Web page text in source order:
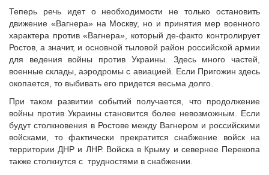
Теперь речь идет о необходимости не только остановить
движение «Вагнера» на Москву, но и принятия мер военного
характера против «Вагнера», который де-факто контролирует
Ростов, а значит, и основной тыловой район российской армии
для ведения войны против Украины. Здесь много частей,
военные склады, аэродромы с авиацией. Если Пригожин здесь
окопается, то выбивать его придется весьма долго.
При таком развитии событий получается, что продолжение
войны против Украины становится более невозможным. Если
будут столкновения в Ростове между Вагнером и российскими
войсками, то фактически прекратится снабжение войск на
территории ДНР и ЛНР. Войска в Крыму и севернее Перекопа
также столкнутся с трудностями в снабжении.